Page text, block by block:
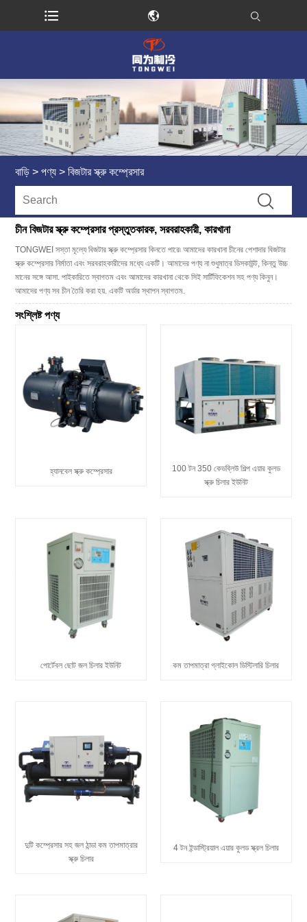
বাড়ি > পণ্য > বিজটার স্ক্রু কম্প্রেসার
চীন বিজটার স্ক্রু কম্প্রেসার প্রস্তুতকারক, সরবরাহকারী, কারখানা
TONGWEI সস্তা মূল্যে বিজটার স্ক্রু কম্প্রেসার কিনতে পারে৷ আমাদের কারখানা চীনের পেশাদার বিজটার
স্ক্রু কম্প্রেসার নির্মাতা এবং সরবরাহকারীদের মধ্যে একটি। আমাদের পণ্য না শুধুমাত্র ডিসকাউন্ট, কিন্তু উচ্চ
মানের সঙ্গে আসা. পাইকারিতে স্বাগতম এবং আমাদের কারখানা থেকে সিই সার্টিফিকেশন সহ পণ্য কিনুন।
আমাদের পণ্য সব চীন তৈরি করা হয়. একটি অর্ডার স্থাপন স্বাগতম.
সংশ্লিষ্ট পণ্য
হ্যানবেল স্ক্রু কম্প্রেসার
100 টন 350 কেডব্লিউ শিল্প এয়ার কুলড
স্ক্রু চিলার ইউনিট
পোর্টেবল ছোট জল চিলার ইউনিট কম তাপমাত্রা গ্লাইকোল ডিস্টিলারি চিলার
দুটি কম্প্রেসার সহ জল ঠান্ডা কম তাপমাত্রার
স্ক্রু চিলার
4 টন ইন্ডাস্ট্রিয়াল এয়ার কুলড স্ক্রল চিলার